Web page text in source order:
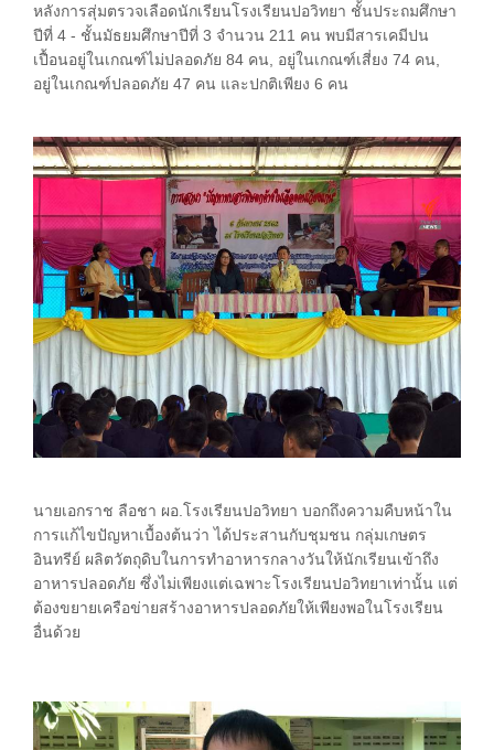
หลังการสุ่มตรวจเลือดนักเรียนโรงเรียนปอวิทยา ชั้นประถมศึกษา
ปีที่ 4 - ชั้นมัธยมศึกษาปีที่ 3 จำนวน 211 คน พบมีสารเคมีปน
เปื้อนอยู่ในเกณฑ์ไม่ปลอดภัย 84 คน, อยู่ในเกณฑ์เสี่ยง 74 คน,
อยู่ในเกณฑ์ปลอดภัย 47 คน และปกติเพียง 6 คน
นายเอกราช ลือชา ผอ.โรงเรียนปอวิทยา บอกถึงความคืบหน้าใน
การแก้ไขปัญหาเบื้องต้นว่า ได้ประสานกับชุมชน กลุ่มเกษตร
อินทรีย์ ผลิตวัตถุดิบในการทำอาหารกลางวันให้นักเรียนเข้าถึง
อาหารปลอดภัย ซึ่งไม่เพียงแต่เฉพาะโรงเรียนปอวิทยาเท่านั้น แต่
ต้องขยายเครือข่ายสร้างอาหารปลอดภัยให้เพียงพอในโรงเรียน
อื่นด้วย